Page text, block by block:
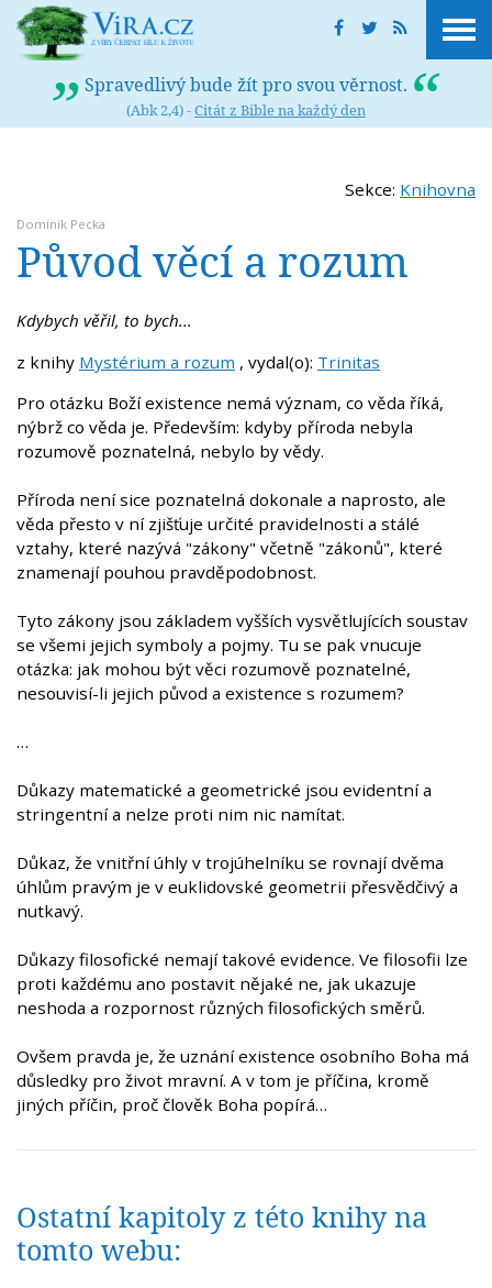
Spravedlivý bude žít pro svou věrnost.
(Abk 2,4) -Citát z Bible na každý den
Sekce: Knihovna
Dominik Pecka
Původ věcí a rozum
Kdybych věřil, to bych...
z knihy Mystérium a rozum , vydal(o): Trinitas
Pro otázku Boží existence nemá význam, co věda říká,
nýbrž co věda je. Především: kdyby příroda nebyla
rozumově poznatelná, nebylo by vědy.
Příroda není sice poznatelná dokonale a naprosto, ale
věda přesto v ní zjišťuje určité pravidelnosti a stálé
vztahy, které nazývá "zákony" včetně "zákonů", které
znamenají pouhou pravděpodobnost.
Tyto zákony jsou základem vyšších vysvětlujících soustav
se všemi jejich symboly a pojmy. Tu se pak vnucuje
otázka: jak mohou být věci rozumově poznatelné,
nesouvisí-li jejich původ a existence s rozumem?
…
Důkazy matematické a geometrické jsou evidentní a
stringentní a nelze proti nim nic namítat.
Důkaz, že vnitřní úhly v trojúhelníku se rovnají dvěma
úhlům pravým je v euklidovské geometrii přesvědčivý a
nutkavý.
Důkazy filosofické nemají takové evidence. Ve filosofii lze
proti každému ano postavit nějaké ne, jak ukazuje
neshoda a rozpornost různých filosofických směrů.
Ovšem pravda je, že uznání existence osobního Boha má
důsledky pro život mravní. A v tom je příčina, kromě
jiných příčin, proč člověk Boha popírá…
Ostatní kapitoly z této knihy na
tomto webu: